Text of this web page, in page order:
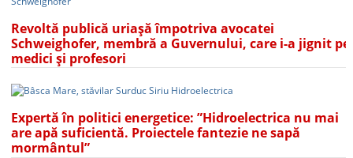
Revoltă publică uriașă împotriva avocatei
Schweighofer, membră a Guvernului, care i-a jignit pe
medici și profesori
Expertă în politici energetice: ”Hidroelectrica nu mai
are apă suficientă. Proiectele fantezie ne sapă
mormântul”